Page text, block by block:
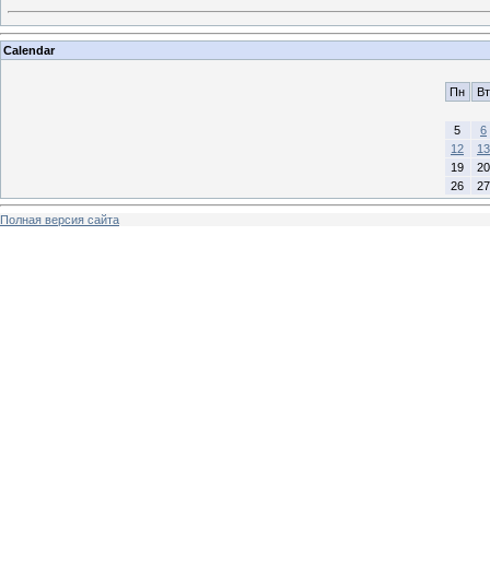
Calendar
Пн Вт
5
6
12
13
19
20
26
27
Полная версия сайта